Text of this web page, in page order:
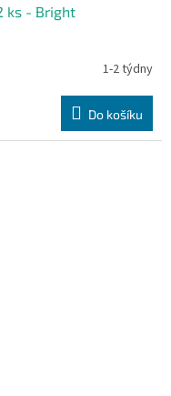
ks - Bright
1-2 týdny
Do košíku